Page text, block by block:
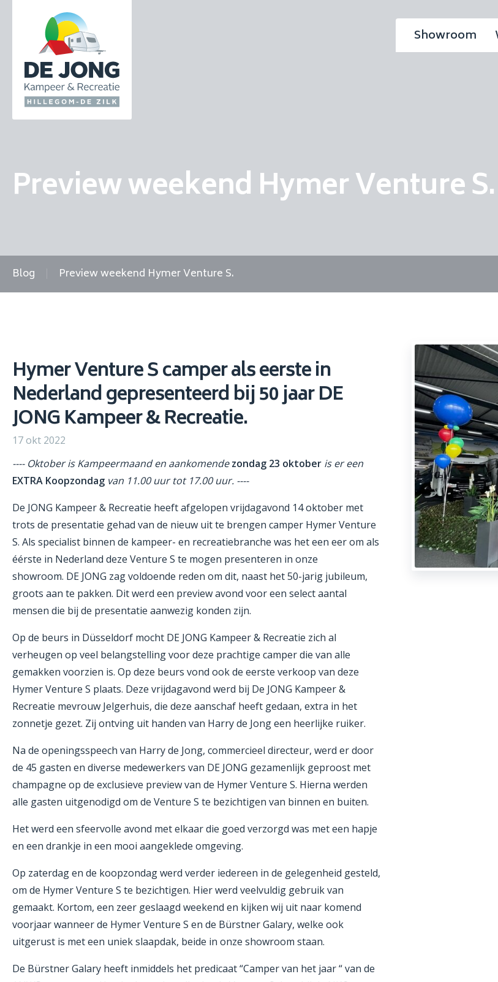
Showroom
Preview weekend Hymer Venture S.
Blog Preview weekend Hymer Venture S.
Hymer Venture S camper als eerste in
Nederland gepresenteerd bij 50 jaar DE
JONG Kampeer & Recreatie.
17 okt 2022
---- Oktober is Kampeermaand en aankomendezondag 23 oktober is er een
EXTRA Koopzondag van 11.00 uur tot 17.00 uur. ----
De JONG Kampeer & Recreatie heeft afgelopen vrijdagavond 14 oktober met
trots de presentatie gehad van de nieuw uit te brengen camper Hymer Venture
S. Als specialist binnen de kampeer- en recreatiebranche was het een eer om als
éérste in Nederland deze Venture S te mogen presenteren in onze
showroom. DE JONG zag voldoende reden om dit, naast het 50-jarig jubileum,
groots aan te pakken. Dit werd een preview avond voor een select aantal
mensen die bij de presentatie aanwezig konden zijn.
Op de beurs in Düsseldorf mocht DE JONG Kampeer & Recreatie zich al
verheugen op veel belangstelling voor deze prachtige camper die van alle
gemakken voorzien is. Op deze beurs vond ook de eerste verkoop van deze
Hymer Venture S plaats. Deze vrijdagavond werd bij De JONG Kampeer &
Recreatie mevrouw Jelgerhuis, die deze aanschaf heeft gedaan, extra in het
zonnetje gezet. Zij ontving uit handen van Harry de Jong een heerlijke ruiker.
Na de openingsspeech van Harry de Jong, commercieel directeur, werd er door
de 45 gasten en diverse medewerkers van DE JONG gezamenlijk geproost met
champagne op de exclusieve preview van de Hymer Venture S. Hierna werden
alle gasten uitgenodigd om de Venture S te bezichtigen van binnen en buiten.
Het werd een sfeervolle avond met elkaar die goed verzorgd was met een hapje
en een drankje in een mooi aangeklede omgeving.
Op zaterdag en de koopzondag werd verder iedereen in de gelegenheid gesteld,
om de Hymer Venture S te bezichtigen. Hier werd veelvuldig gebruik van
gemaakt. Kortom, een zeer geslaagd weekend en kijken wij uit naar komend
voorjaar wanneer de Hymer Venture S en de Bürstner Galary, welke ook
uitgerust is met een uniek slaapdak, beide in onze showroom staan.
De Bürstner Galary heeft inmiddels het predicaat “Camper van het jaar “ van de